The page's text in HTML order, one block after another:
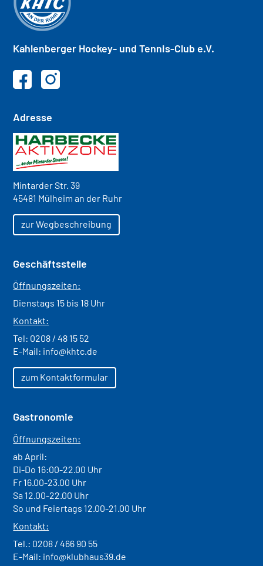
Kahlenberger Hockey- und Tennis-Club e.V.
Adresse
Mintarder Str. 39
45481 Mülheim an der Ruhr
zur Wegbeschreibung
Geschäftsstelle
Öffnungszeiten:
Dienstags 15 bis 18 Uhr
Kontakt:
Tel: 0208 / 48 15 52
E-Mail: info@khtc.de
zum Kontaktformular
Gastronomie
Öffnungszeiten:
ab April:
Di-Do 16:00-22.00 Uhr
Fr 16.00-23.00 Uhr
Sa 12.00-22.00 Uhr
So und Feiertags 12.00-21.00 Uhr
Kontakt:
Tel.: 0208 / 466 90 55
E-Mail: info@klubhaus39.de